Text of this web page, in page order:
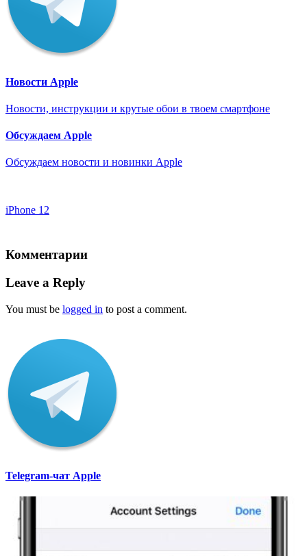
Новости Apple
Новости, инструкции и крутые обои в твоем смартфоне
Обсуждаем Apple
Обсуждаем новости и новинки Apple
iPhone 12
Комментарии
Leave a Reply
You must be logged in to post a comment.
Telegram-чат Apple